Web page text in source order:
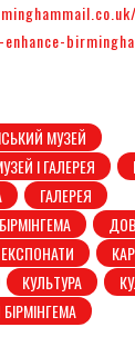
МУЗЕЙ
І ГАЛЕРЕЯ
ГАЛЕРЕЯ
ЕКСПОНАТИ
КУЛЬТУРА